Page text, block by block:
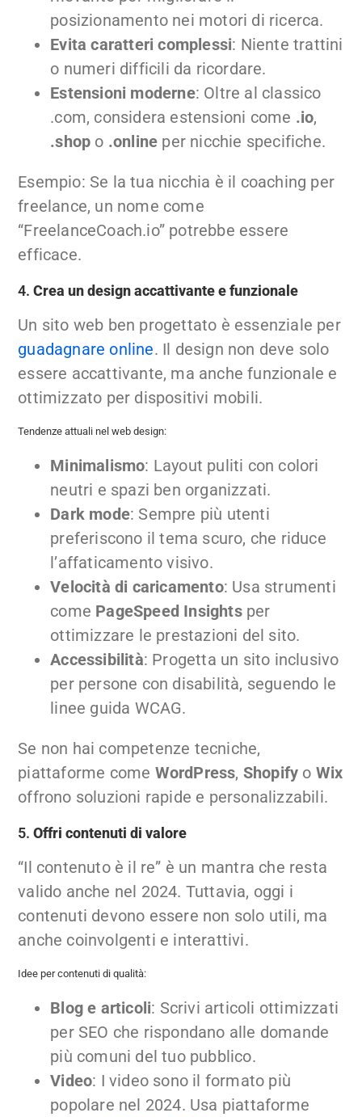
posizionamento nei motori di ricerca.
Evita caratteri complessi: Niente trattini
o numeri difficili da ricordare.
Estensioni moderne: Oltre al classico
.com, considera estensioni come .io,
.shop o .online per nicchie specifiche.
Esempio: Se la tua nicchia è il coaching per
freelance, un nome come
“FreelanceCoach.io” potrebbe essere
efficace.
4.Crea un design accattivante e funzionale
Un sito web ben progettato è essenziale per
guadagnare online. Il design non deve solo
essere accattivante, ma anche funzionale e
ottimizzato per dispositivi mobili.
Tendenze attuali nel web design:
Minimalismo: Layout puliti con colori
neutri e spazi ben organizzati.
Dark mode: Sempre più utenti
preferiscono il tema scuro, che riduce
l’affaticamento visivo.
Velocità di caricamento: Usa strumenti
come PageSpeed Insightsper
ottimizzare le prestazioni del sito.
Accessibilità: Progetta un sito inclusivo
per persone con disabilità, seguendo le
linee guida WCAG.
Se non hai competenze tecniche,
piattaforme come WordPress, Shopify o Wix
offrono soluzioni rapide e personalizzabili.
5.Offri contenuti di valore
“Il contenuto è il re” è un mantra che resta
valido anche nel 2024. Tuttavia, oggi i
contenuti devono essere non solo utili, ma
anche coinvolgenti e interattivi.
Idee per contenuti di qualità:
Blog e articoli: Scrivi articoli ottimizzati
per SEO che rispondano alle domande
più comuni del tuo pubblico.
Video: I video sono il formato più
popolare nel 2024. Usa piattaforme